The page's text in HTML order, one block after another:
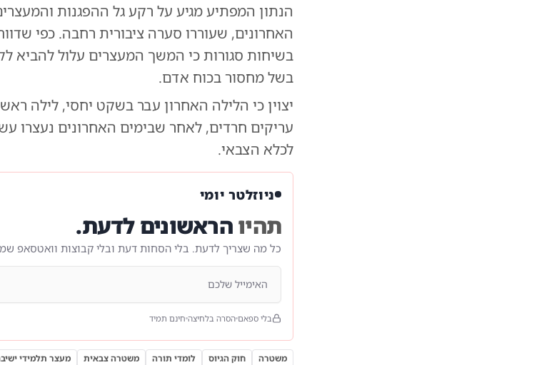
הנתון המפתיע מגיע על רקע גל ההפגנות
האחרונים, שעוררו סערה ציבורית רחבה. כפי
בשיחות סגורות כי המשך המעצרים עלול
בשל מחסור בכוח אדם.
יצוין כי הלילה האחרון עבר בשקט יחסי, לילה
עריקים חרדים, לאחר שבימים האחרונים נעצרו
לכלא הצבאי.
ניוזלטר יומי
תהיוהראשונים לדעת.
כל מה שצריך לדעת. בלי הסחות דעת ובלי קבוצות וואטסאפ
בלי ספאם הסרה בלחיצה חינם תמיד
משטרה חוק הגיוס לומדי תורה משטרה צבאית מעצר תלמידי